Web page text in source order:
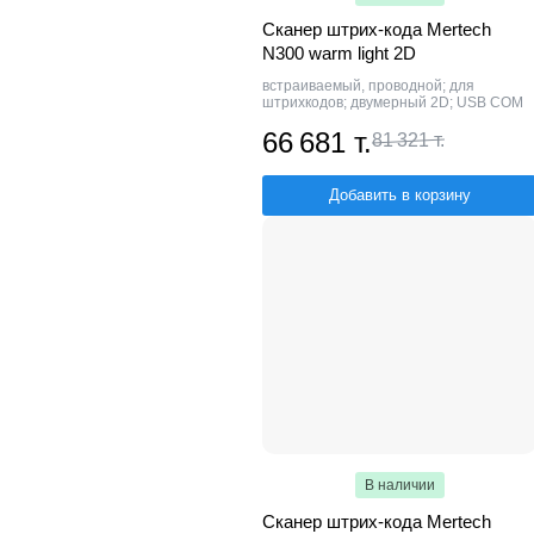
Сканер штрих-кода Mertech
N300 warm light 2D
встраиваемый, проводной; для
штрихкодов; двумерный 2D; USB COM
66 681 т.81 321 т.
Добавить в корзину
В наличии
Сканер штрих-кода Mertech